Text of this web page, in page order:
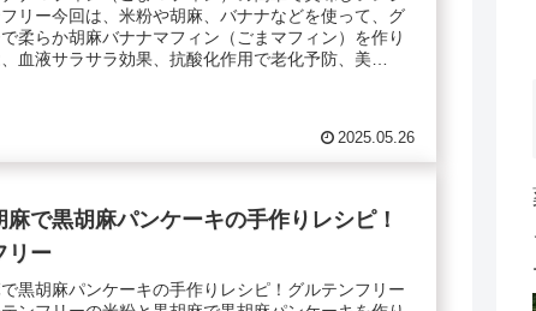
リー今回は、米粉や胡麻、バナナなどを使って、グ
柔らか胡麻バナナマフィン（ごまマフィン）を作り
血液サラサラ効果、抗酸化作用で老化予防、美
2025.05.26
麻で黒胡麻パンケーキの手作りレシピ！
リー
黒胡麻パンケーキの手作りレシピ！グルテンフリー